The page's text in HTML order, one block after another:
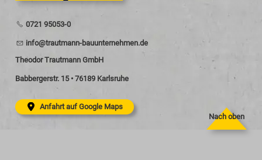
0721 95053-0
nf tr tm nn-b nt rn hm n d
Theodor Trautmann GmbH
Babbergerstr. 15 • 76189 Karlsruhe
Anfahrt auf Google Maps
Nach oben